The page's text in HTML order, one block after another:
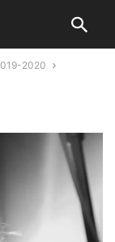
2020